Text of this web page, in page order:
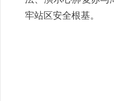
牢站区安全根基。